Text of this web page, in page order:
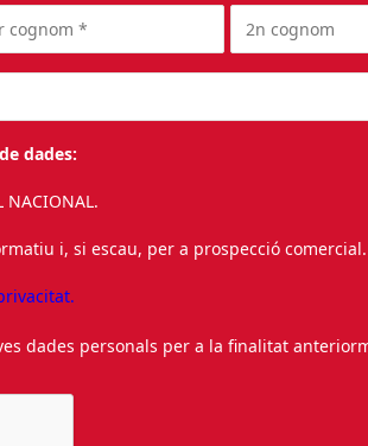
dades:
NACIONAL.
i, si escau, per a prospecció comercial.
dades personals per a la finalitat